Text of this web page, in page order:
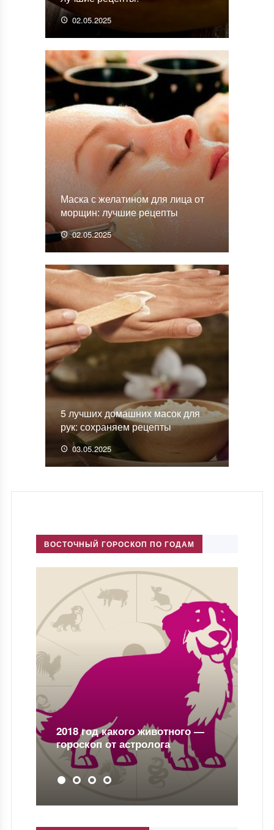
02.05.2025
Маска с желатином для лица от
морщин: лучшие рецепты
02.05.2025
5 лучших домашних масок для
рук: сохраняем рецепты
03.05.2025
ВОСТОЧНЫЙ ГОРОСКОП ПО ГОДАМ
2026 год кого животного по
восточному календарю:
полный гид от астролога